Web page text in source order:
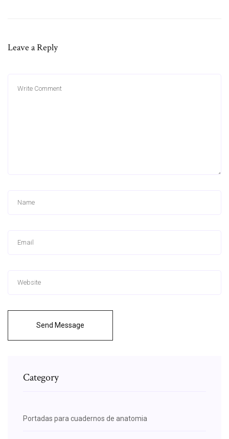
Leave a Reply
Send Message
Category
Portadas para cuadernos de anatomia